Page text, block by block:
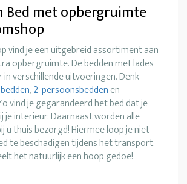
Bed met opbergruimte
vind je een uitgebreid assortiment aan
opbergruimte. De bedden met lades
verschillende uitvoeringen. Denk
,2-persoonsbeddenen
vind je gegarandeerd het bed dat je
je interieur. Daarnaast worden alle
u thuis bezorgd! Hiermee loop je niet
te beschadigen tijdens het transport.
het natuurlijk een hoop gedoe!